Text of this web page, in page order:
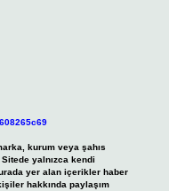
kurum veya şahıs
yalnızca kendi
yer alan içerikler haber
hakkında paylaşım